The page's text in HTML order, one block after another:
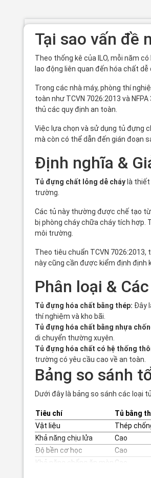
Tại sao vấn đề
Theo thống kê của ILO, mỗi năm
lao động liên quan đến hóa chất
Trong các nhà máy, phòng thí
toàn như TCVN 7026:2013 và
thủ các quy định an toàn.
Việc lựa chọn và sử dụng tủ đựng
mà còn có thể dẫn đến gián đoạn
Định nghĩa &
Tủ đựng chất lỏng dễ cháy là
trường.
Các tủ này thường được chế tạo
bị phòng cháy chữa cháy tích hợp.
môi trường.
Theo tiêu chuẩn TCVN
này cũng cần được kiểm định định
Phân loại &
Tủ đựng hóa chất bằng thép: Đây
thí nghiệm và kho bãi.
Tủ đựng hóa chất bằng nhựa
di chuyển thường xuyên.
Tủ đựng hóa chất có hệ thống
trường có yêu cầu cao về an toàn.
Bảng so sánh
Dưới đây là bảng so sánh các loại
Tiêu chí Tủ bằng
Vật liệu
Thép
Khả năng chịu lửa
Cao
Độ bền cơ học
Cao
Khả năng chống ăn mòn
Cao